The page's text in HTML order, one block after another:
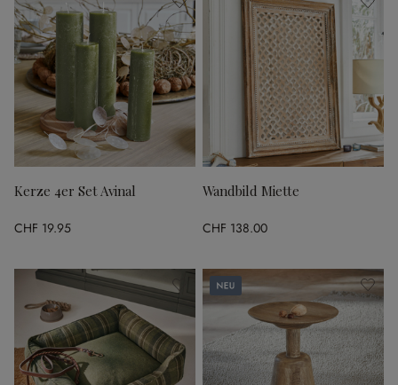
Kerze 4er Set Avinal
CHF 19.95
Wandbild Miette
CHF 138.00
Neu